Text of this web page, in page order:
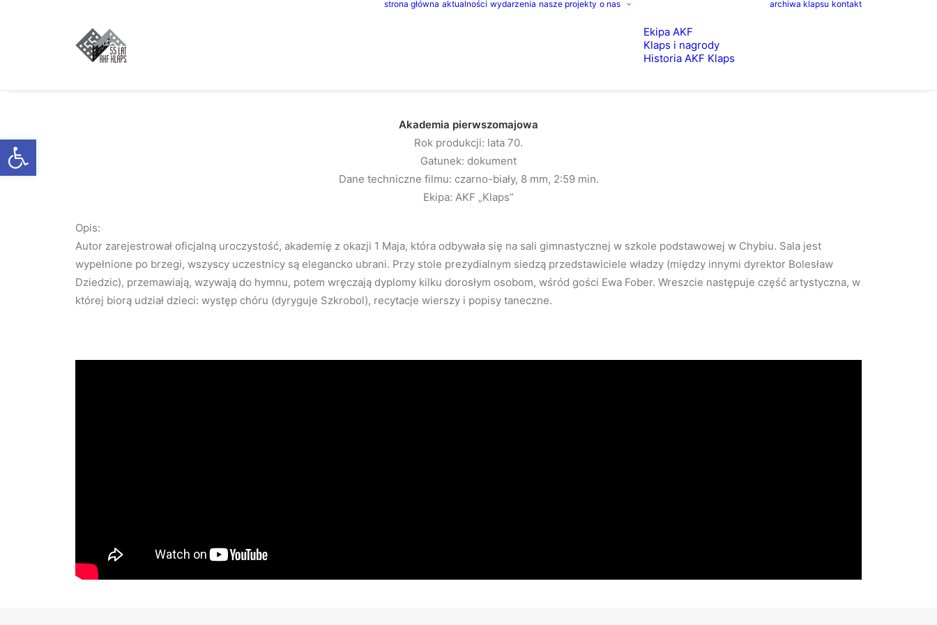
Otwórz pasek narzędzi
strona główna aktualności wydarzenia nasze projekty o nas
Ekipa AKF
Klaps i nagrody
Historia AKF Klaps
archiwa klapsu kontakt
Akademia pierwszomajowa
Rok produkcji: lata 70.
Gatunek: dokument
Dane techniczne filmu: czarno-biały, 8 mm, 2:59 min.
Ekipa: AKF „Klaps”
Opis:
Autor zarejestrował oficjalną uroczystość, akademię z okazji 1 Maja, która odbywała się na sali gimnastycznej w szkole podstawowej w Chybiu. Sala jest
wypełnione po brzegi, wszyscy uczestnicy są elegancko ubrani. Przy stole prezydialnym siedzą przedstawiciele władzy (między innymi dyrektor Bolesław
Dziedzic), przemawiają, wzywają do hymnu, potem wręczają dyplomy kilku dorosłym osobom, wśród gości Ewa Fober. Wreszcie następuje część artystyczna, w
której biorą udział dzieci: występ chóru (dyryguje Szkrobol), recytacje wierszy i popisy taneczne.